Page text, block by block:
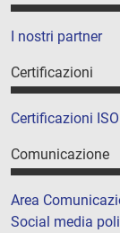
I nostri partner
Certificazioni
Certificazioni ISO
Comunicazione
Area
Social media